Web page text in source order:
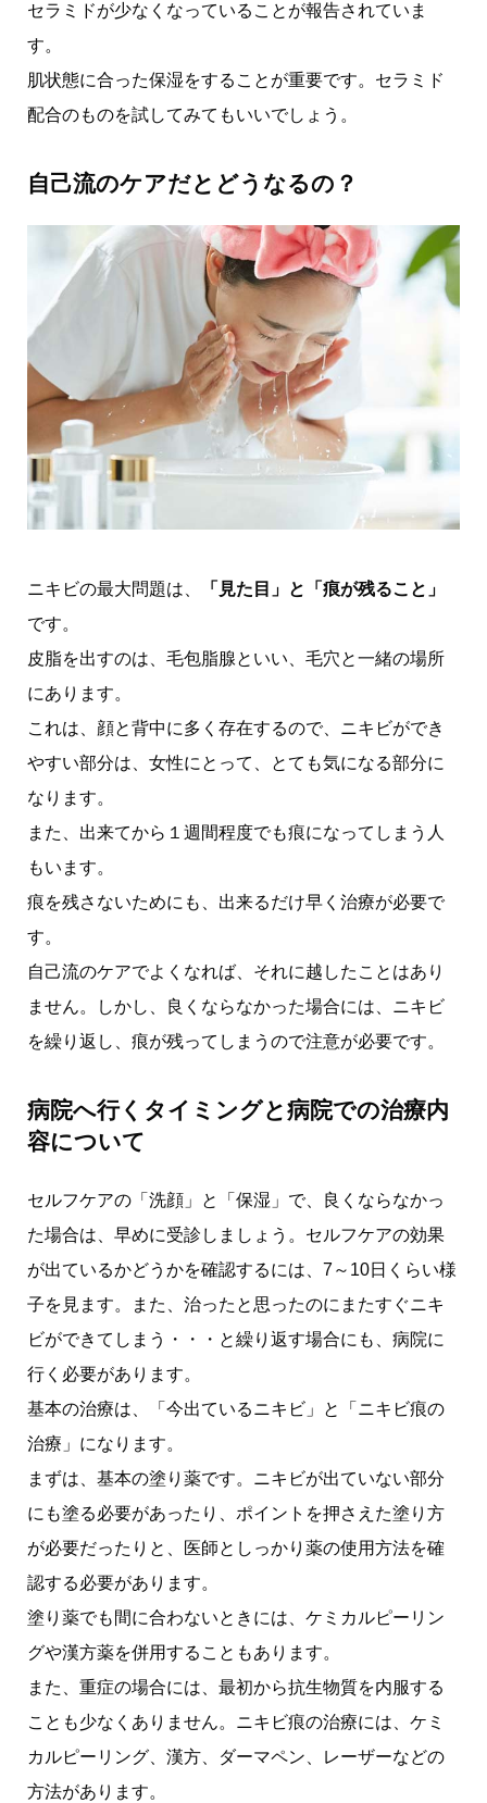
セラミドが少なくなっていることが報告されていま
す。
肌状態に合った保湿をすることが重要です。セラミド
配合のものを試してみてもいいでしょう。
自己流のケアだとどうなるの？
ニキビの最大問題は、
「見た目」と「痕が残ること」
です。
皮脂を出すのは、毛包脂腺といい、毛穴と一緒の場所
にあります。
これは、顔と背中に多く存在するので、ニキビができ
やすい部分は、女性にとって、とても気になる部分に
なります。
また、出来てから１週間程度でも痕になってしまう人
もいます。
痕を残さないためにも、出来るだけ早く治療が必要で
す。
自己流のケアでよくなれば、それに越したことはあり
ません。しかし、良くならなかった場合には、ニキビ
を繰り返し、痕が残ってしまうので注意が必要です。
病院へ行くタイミングと病院での治療内
容について
セルフケアの「洗顔」と「保湿」で、良くならなかっ
た場合は、早めに受診しましょう。セルフケアの効果
が出ているかどうかを確認するには、7～10日くらい様
子を見ます。また、治ったと思ったのにまたすぐニキ
ビができてしまう・・・と繰り返す場合にも、病院に
行く必要があります。
基本の治療は、「今出ているニキビ」と「ニキビ痕の
治療」になります。
まずは、基本の塗り薬です。ニキビが出ていない部分
にも塗る必要があったり、ポイントを押さえた塗り方
が必要だったりと、医師としっかり薬の使用方法を確
認する必要があります。
塗り薬でも間に合わないときには、ケミカルピーリン
グや漢方薬を併用することもあります。
また、重症の場合には、最初から抗生物質を内服する
ことも少なくありません。ニキビ痕の治療には、ケミ
カルピーリング、漢方、ダーマペン、レーザーなどの
方法があります。